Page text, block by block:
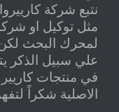
نتبع شركة
مثل توكيل او
لمحرك البحث لكن
علي سبيل الذكر
في منتجات كاريير
الاصلية شكراً